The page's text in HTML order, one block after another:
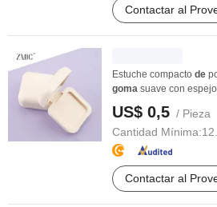
Contactar al
Estuche compacto de
goma suave con espejo
US$ 0,5 / Pieza
Cantidad Mínima:
Contactar al